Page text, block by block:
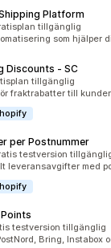
Platform
totalt
tillgänglig
som hjälper
Discounts ‑ SC
totalt tillgänglig
fraktrabatter till
per Postnummer
totalt
testversion
leveransavgifter med
totalt
testversion tillgänglig
Bring, Instabox